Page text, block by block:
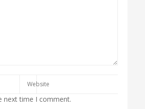
next time I comment.